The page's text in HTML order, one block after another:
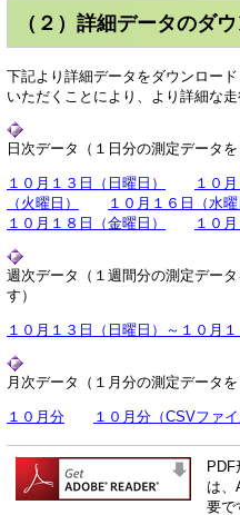
（２）詳細データのダ
下記より詳細データをダウンロー
いただくことにより、より詳細な
日次データ（１日分の測定データ
１０月１３日（日曜日） １０
（火曜日）
１０月１６日（水曜
１０月１８日（金曜日）
１０
週次データ（１週間分の測定デー
す）
１０月１３日（日曜日）～１０月１
月次データ（１月分の測定データ
１０月分 １０月分（CSVファイ
は、
要で